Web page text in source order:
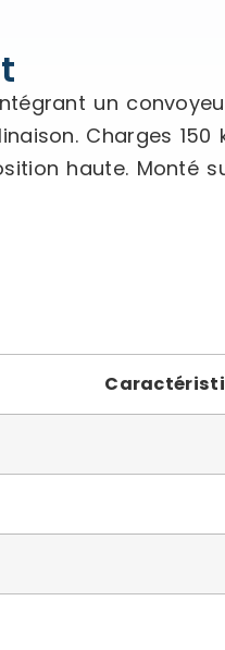
un
Charges
haute. Monté